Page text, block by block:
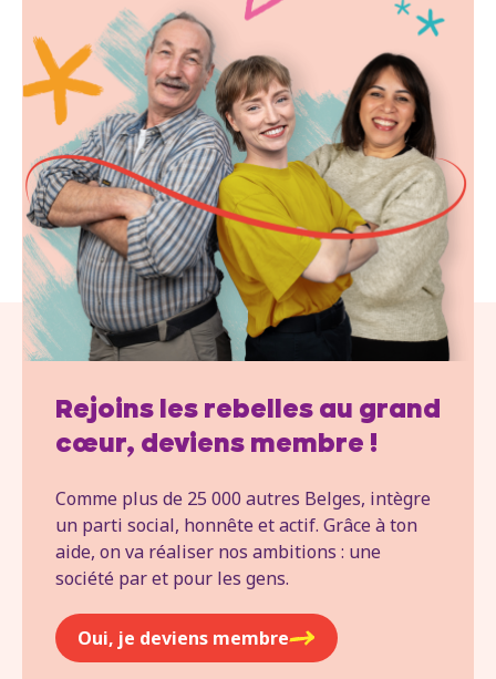
Rejoins les rebelles au grand
cœur, deviens membre !
Comme plus de 25 000 autres Belges, intègre
un parti social, honnête et actif. Grâce à ton
aide, on va réaliser nos ambitions : une
société par et pour les gens.
Oui, je deviens membre